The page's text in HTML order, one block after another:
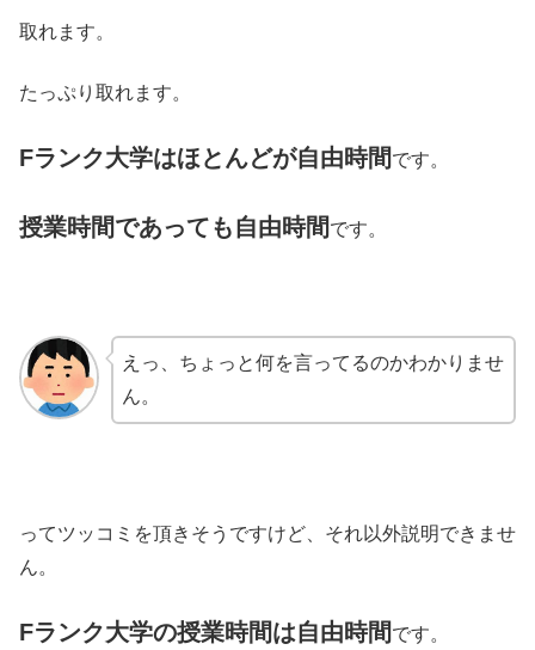
取れます。
たっぷり取れます。
Fランク大学はほとんどが自由時間 です。
授業時間であっても自由時間 です。
えっ、ちょっと何を言ってるのかわかりませ
ん。
ってツッコミを頂きそうですけど、それ以外説明できませ
ん。
Fランク大学の授業時間は自由時間 です。